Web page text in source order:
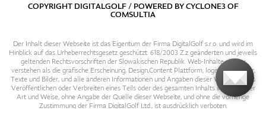
COPYRIGHT DIGITALGOLF / POWERED BYCYCLONE3OF
COMSULTIA
Der Inhalt dieser Webseite ist das Eigentum der Firma DigitalGolf s.r.o. und wird im
Hinblick auf das Urheberrechtsgesetz geschützt. 618/2003 Z.z geänderten und jeweils
geltenden Rechtsvorschriften der Slowakischen Republik. Web-Inhalte sind zu
verstehen als die grafische Erscheinung, Design,Content Plattform, logische Struktur,
Texte und Bilder, und alle anderen Informationen und Angaben dieser Webseite. Das
Veröffentlichen oder Verbreiten eines Teils oder des gesamten Inhalts in irgendeiner
Art und Weise, ohne Angabe der Quelle dieser Webseite, und ohne die vorherige
Zustimmung der Firma DigitalGolf Ltd., ist ausdrücklich verboten.